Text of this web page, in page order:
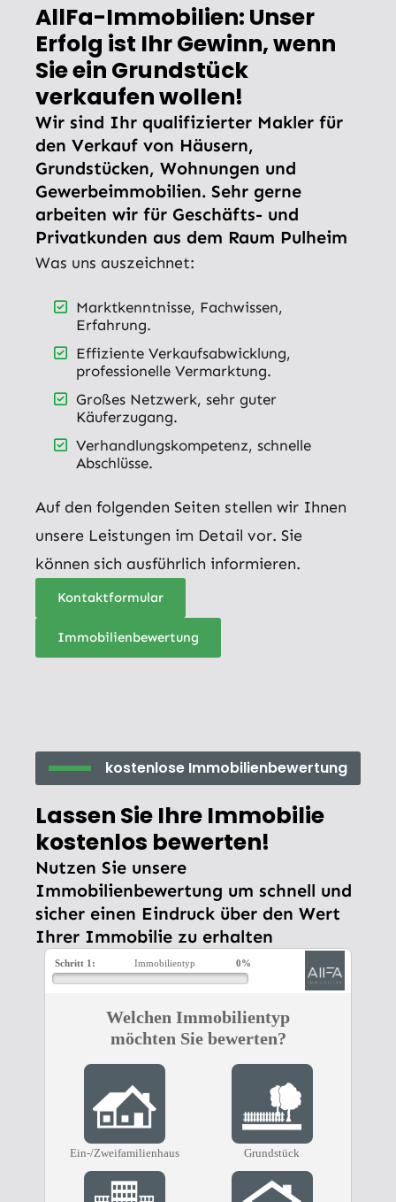
AllFa-Immobilien: Unser
Erfolg ist Ihr Gewinn, wenn
Sie ein Grundstück
verkaufen wollen!
Wir sind Ihr qualifizierter Makler für
den Verkauf von Häusern,
Grundstücken, Wohnungen und
Gewerbeimmobilien. Sehr gerne
arbeiten wir für Geschäfts- und
Privatkunden aus dem Raum Pulheim
Was uns auszeichnet:
Marktkenntnisse, Fachwissen,
Erfahrung.
Effiziente Verkaufsabwicklung,
professionelle Vermarktung.
Großes Netzwerk, sehr guter
Käuferzugang.
Verhandlungskompetenz, schnelle
Abschlüsse.
Auf den folgenden Seiten stellen wir Ihnen
unsere Leistungen im Detail vor. Sie
können sich ausführlich informieren.
Kontaktformular
Immobilienbewertung
kostenlose Immobilienbewertung
Lassen Sie Ihre Immobilie
kostenlos bewerten!
Nutzen Sie unsere
Immobilienbewertung um schnell und
sicher einen Eindruck über den Wert
Ihrer Immobilie zu erhalten